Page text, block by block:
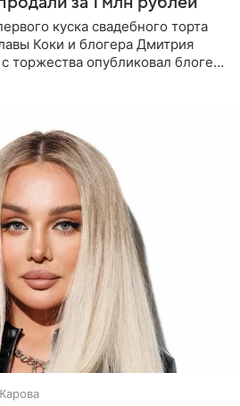
куска свадебного торта
Коки и блогера Дмитрия
торжества опубликовал блогер